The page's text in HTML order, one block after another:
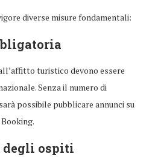
diverse misure fondamentali:
turistico devono essere
Senza il numero di
possibile pubblicare annunci su
degli ospiti